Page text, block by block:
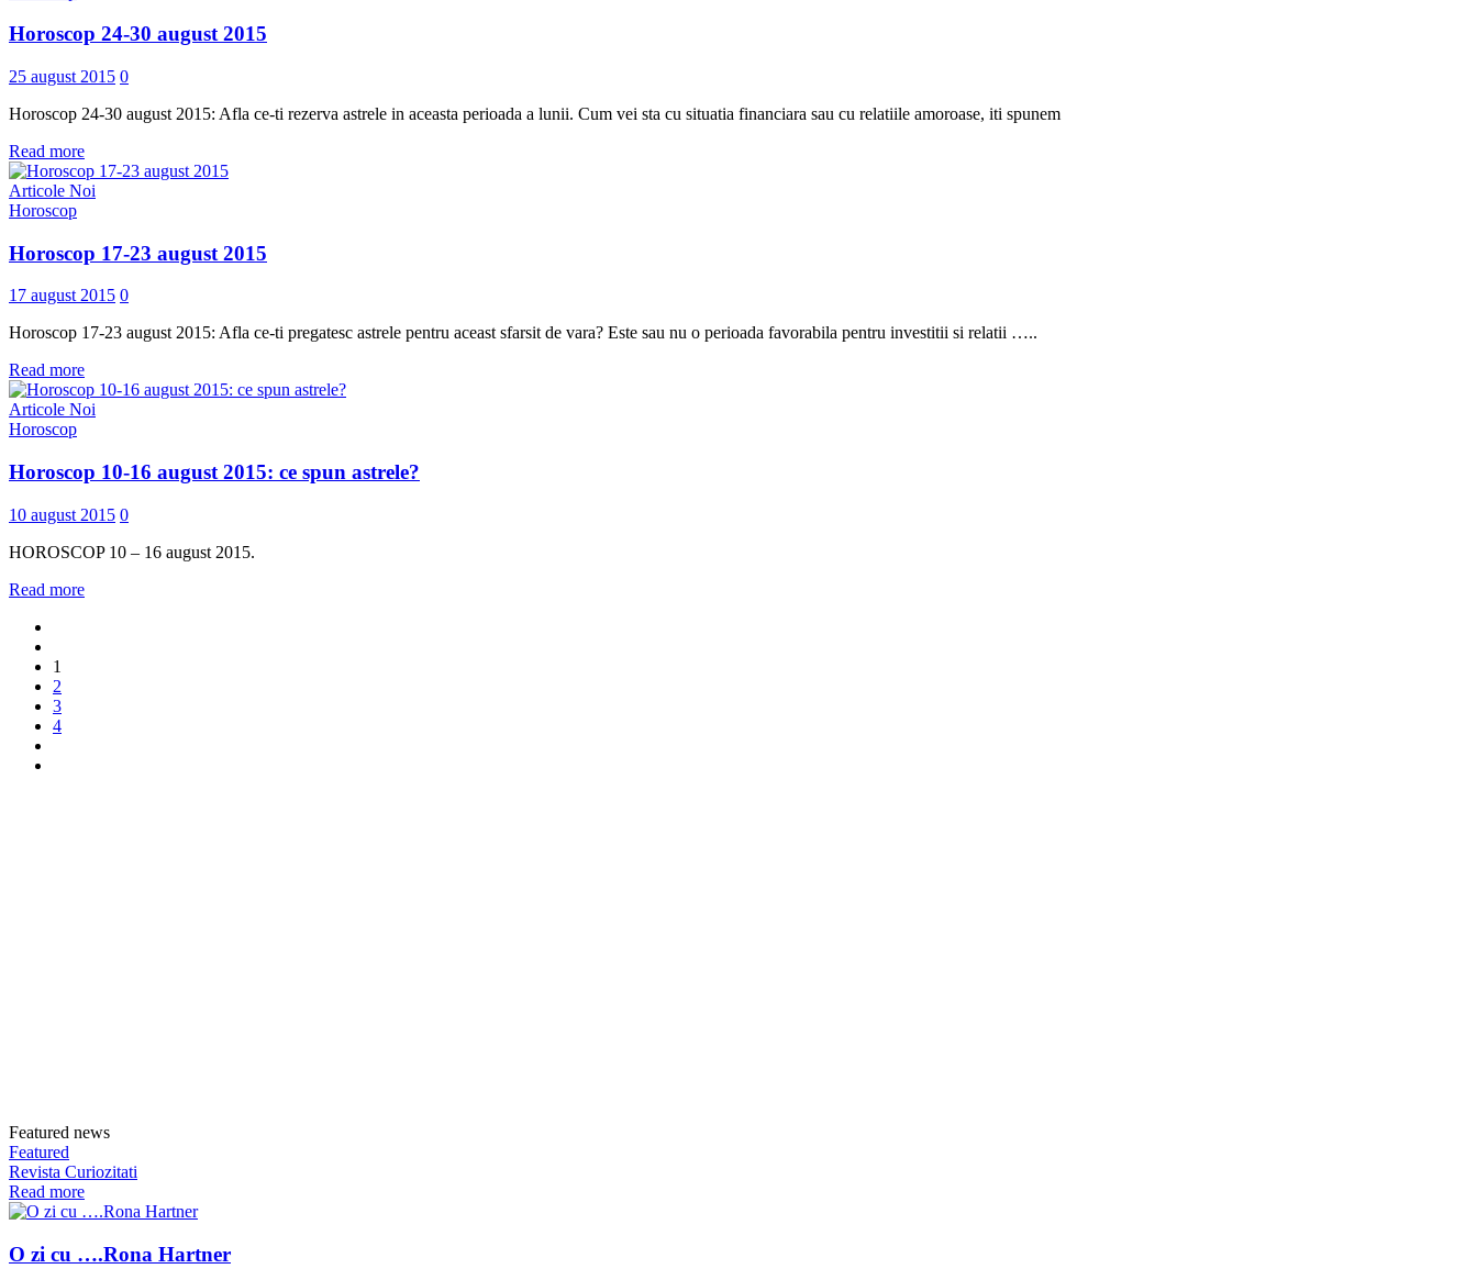
Horoscop 24-30 august 2015
25 august 2015 0
Horoscop 24-30 august 2015: Afla ce-ti rezerva astrele in aceasta perioada a lunii. Cum vei sta cu situatia financiara sau cu relatiile amoroase, iti spunem
Read more
Articole Noi
Horoscop
Horoscop 17-23 august 2015
17 august 2015 0
Horoscop 17-23 august 2015: Afla ce-ti pregatesc astrele pentru aceast sfarsit de vara? Este sau nu o perioada favorabila pentru investitii si relatii …..
Read more
Articole Noi
Horoscop
Horoscop 10-16 august 2015: ce spun astrele?
10 august 2015 0
HOROSCOP 10­ – 16 august 2015.
Read more
1
2
3
4
Featured news
Featured
Revista Curiozitati
Read more
O zi cu ….Rona Hartner